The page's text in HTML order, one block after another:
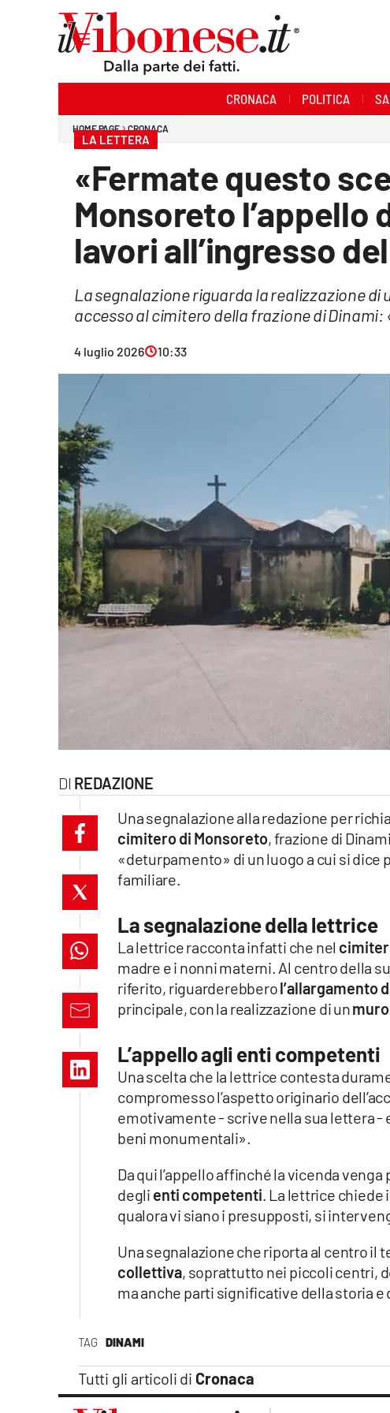
Streaming
Lac Network
ilvibonese.it
catanzarochannel.it
lacapitalenews.it
CRONACA POLITICA
HOME PAGE CRONACA
LA LETTERA
«Fermate questo
Monsoreto l’appello
lavori all’ingresso
La segnalazione riguarda la realizzazione di
accesso al cimitero della frazione di
4 luglio 2026 10:33
REDAZIONE
TAG DINAMI
Tutti gli articoli di Cronaca
Una segnalazione alla redazione per
cimitero di Monsoreto, frazione di
«deturpamento» di un luogo a cui si
familiare.
La segnalazione della lettrice
La lettrice racconta infatti che nel
madre e i nonni materni. Al centro della
riferito, riguarderebberol’allargamento
principale, con la realizzazione di un
L’appello agli enti competenti
Una scelta che la lettrice contesta
compromesso l’aspetto originario
emotivamente - scrive nella sua lettera -
beni monumentali».
Da qui l’appello affinché la vicenda
degli enti competenti. La lettrice chiede
qualora vi siano i presupposti, si
Una segnalazione che riporta al centro il
collettiva, soprattutto nei piccoli centri,
ma anche parti significative della storia